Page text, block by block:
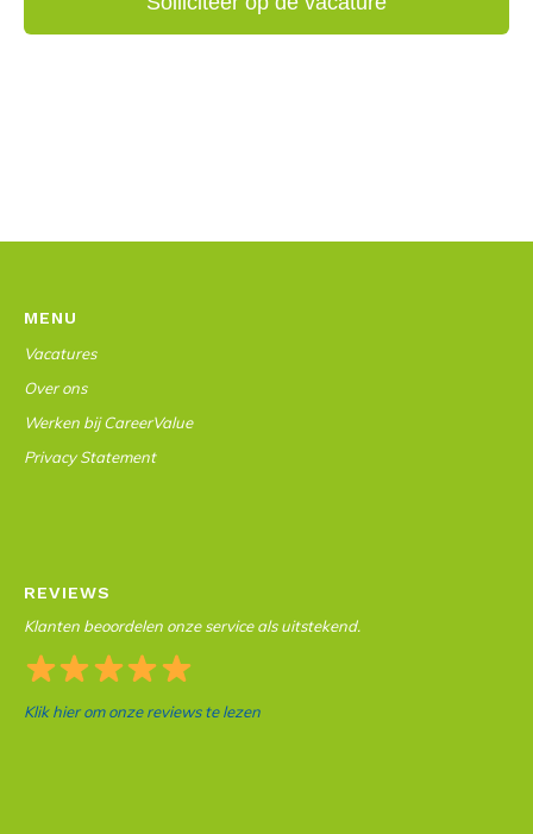
MENU
Vacatures
Over ons
Werken bij CareerValue
Privacy Statement
REVIEWS
Klanten beoordelen onze service als uitstekend.
Klik hier om onze reviews te lezen